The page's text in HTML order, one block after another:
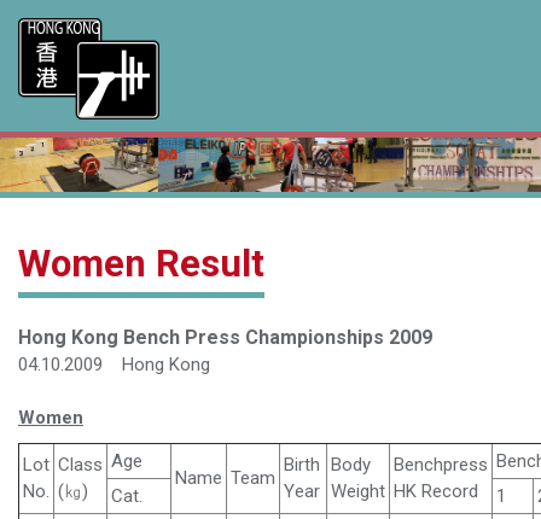
Women Result
Hong Kong Bench Press Championships 2009
04.10.2009 Hong Kong
Women
Lot
No.
Class
(㎏)
Age
Name Team
Birth
Year
Body
Weight
Benchpress
HK Record
Cat.
1